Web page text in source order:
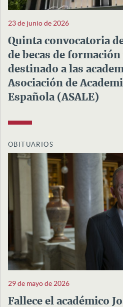
23 de junio de 2026
Quinta convocatoria
de becas de
destinado a las
Asociación de
Española (ASALE)
OBITUARIOS
29 de mayo de 2026
Fallece el académico